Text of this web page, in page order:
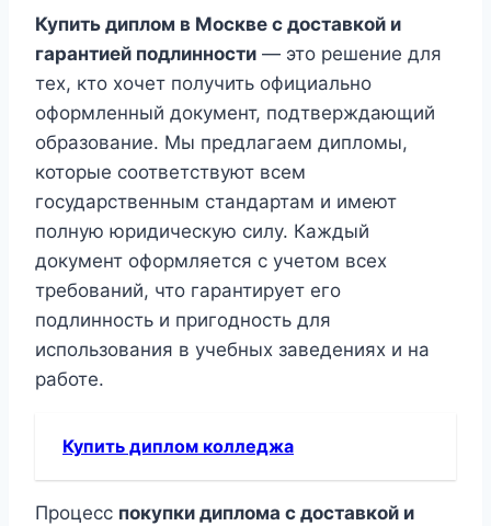
Купить диплом в Москве с доставкой и
гарантией подлинности — это решение для
тех, кто хочет получить официально
оформленный документ, подтверждающий
образование. Мы предлагаем дипломы,
которые соответствуют всем
государственным стандартам и имеют
полную юридическую силу. Каждый
документ оформляется с учетом всех
требований, что гарантирует его
подлинность и пригодность для
использования в учебных заведениях и на
работе.
Купить диплом колледжа
Процесс покупки диплома с доставкой и